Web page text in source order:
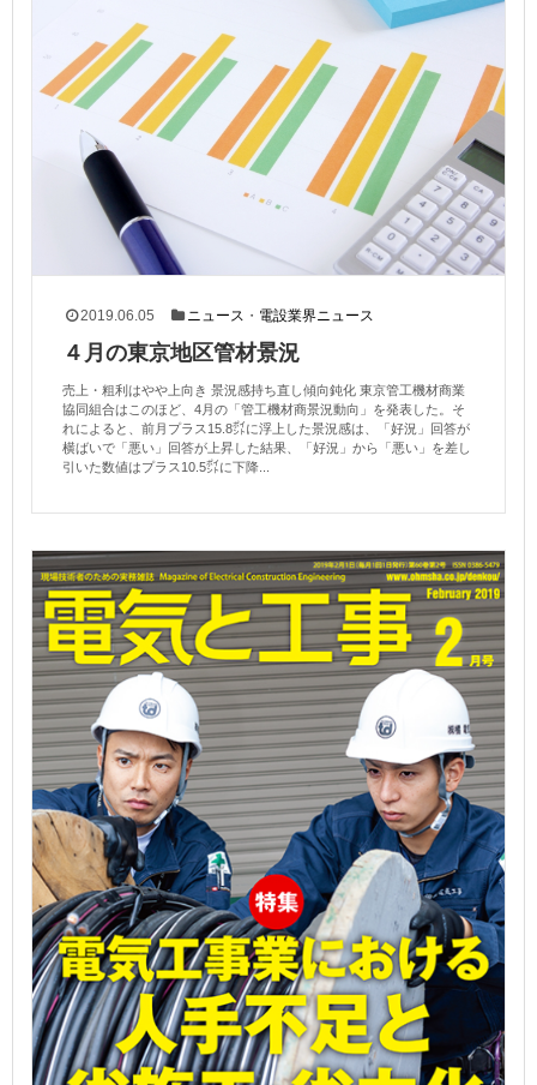
2019.06.05 ニュース ・ 電設業界ニュース
４月の東京地区管材景況
売上・粗利はやや上向き 景況感持ち直し傾向鈍化 東京管工機材商業
協同組合はこのほど、4月の「管工機材商景況動向」を発表した。そ
れによると、前月プラス15.8㌽に浮上した景況感は、「好況」回答が
横ばいで「悪い」回答が上昇した結果、「好況」から「悪い」を差し
引いた数値はプラス10.5㌽に下降...